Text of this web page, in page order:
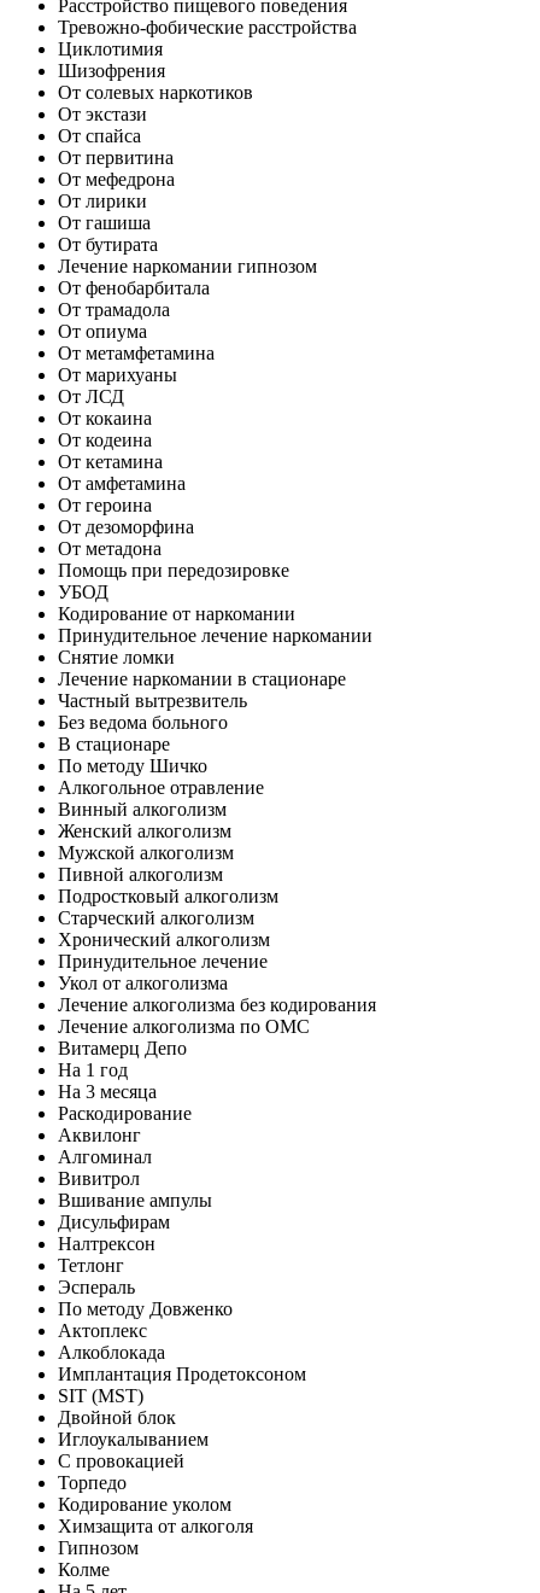
Расстройство пищевого поведения
Тревожно-фобические расстройства
Циклотимия
Шизофрения
От солевых наркотиков
От экстази
От спайса
От первитина
От мефедрона
От лирики
От гашиша
От бутирата
Лечение наркомании гипнозом
От фенобарбитала
От трамадола
От опиума
От метамфетамина
От марихуаны
От ЛСД
От кокаина
От кодеина
От кетамина
От амфетамина
От героина
От дезоморфина
От метадона
Помощь при передозировке
УБОД
Кодирование от наркомании
Принудительное лечение наркомании
Снятие ломки
Лечение наркомании в стационаре
Частный вытрезвитель
Без ведома больного
В стационаре
По методу Шичко
Алкогольное отравление
Винный алкоголизм
Женский алкоголизм
Мужской алкоголизм
Пивной алкоголизм
Подростковый алкоголизм
Старческий алкоголизм
Хронический алкоголизм
Принудительное лечение
Укол от алкоголизма
Лечение алкоголизма без кодирования
Лечение алкоголизма по ОМС
Витамерц Депо
На 1 год
На 3 месяца
Раскодирование
Аквилонг
Алгоминал
Вивитрол
Вшивание ампулы
Дисульфирам
Налтрексон
Тетлонг
Эспераль
По методу Довженко
Актоплекс
Алкоблокада
Имплантация Продетоксоном
SIT (MST)
Двойной блок
Иглоукалыванием
С провокацией
Торпедо
Кодирование уколом
Химзащита от алкоголя
Гипнозом
Колме